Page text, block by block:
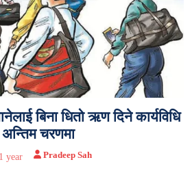
बिना धितो ऋण दिने कार्यविधि
अन्तिम चरणमा
1 year Pradeep Sah